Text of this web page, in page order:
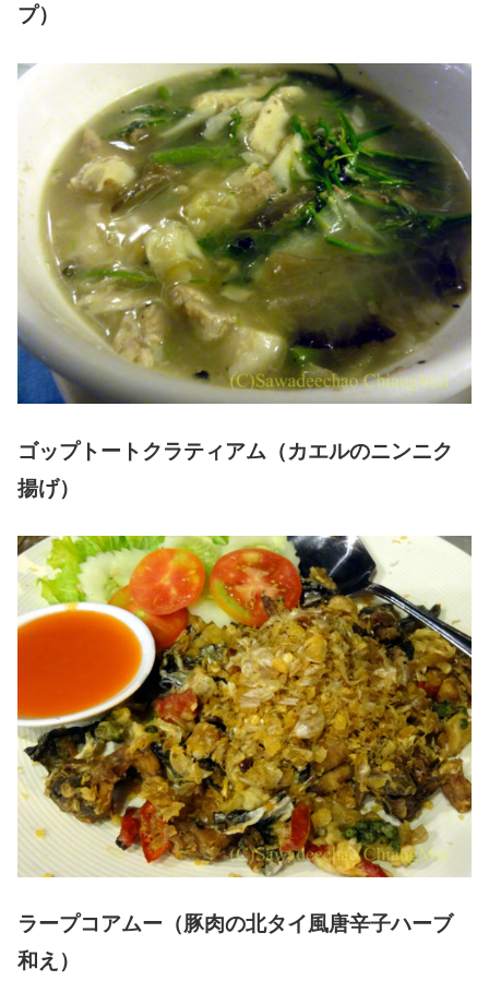
プ）
ゴップトートクラティアム（カエルのニンニク
揚げ）
ラープコアムー（豚肉の北タイ風唐辛子ハーブ
和え）